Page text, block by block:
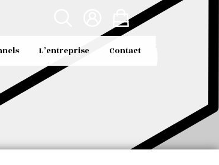
L’entreprise Contact